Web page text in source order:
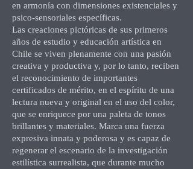
en armonía con dimensiones existenciales y
psico-sensoriales específicas.
Las creaciones pictóricas de sus primeros
años de estudio y educación artística en
Chile se viven plenamente con una pasión
creativa y productiva y, por lo tanto, reciben
el reconocimiento de importantes
certificados de mérito, en el espíritu de una
lectura nueva y original en el uso del color,
que se enriquece por una paleta de tonos
brillantes y materiales. Marca una fuerza
expresiva innata y poderosa y es capaz de
regenerar el escenario de la investigación
estilística surrealista, que durante mucho